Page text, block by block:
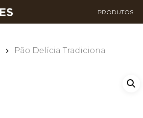
PRODUTOS
Pão Delícia Tradicional